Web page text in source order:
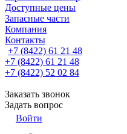
Доступные цены
Запасные части
Компания
Контакты
+7 (8422) 61 21 48
+7 (8422) 61 21 48
+7 (8422) 52 02 84
Заказать звонок
Задать вопрос
Войти